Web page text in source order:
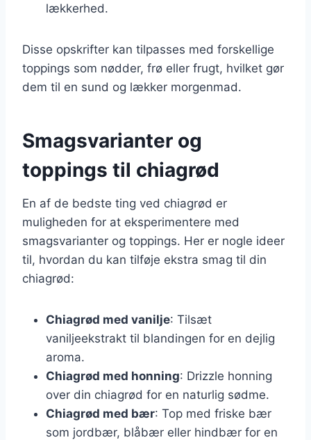
lækkerhed.
Disse opskrifter kan tilpasses med forskellige
toppings som nødder, frø eller frugt, hvilket gør
dem til en sund og lækker morgenmad.
Smagsvarianter og
toppings til chiagrød
En af de bedste ting ved chiagrød er
muligheden for at eksperimentere med
smagsvarianter og toppings. Her er nogle ideer
til, hvordan du kan tilføje ekstra smag til din
chiagrød:
Chiagrød med vanilje: Tilsæt
vaniljeekstrakt til blandingen for en dejlig
aroma.
Chiagrød med honning: Drizzle honning
over din chiagrød for en naturlig sødme.
Chiagrød med bær: Top med friske bær
som jordbær, blåbær eller hindbær for en